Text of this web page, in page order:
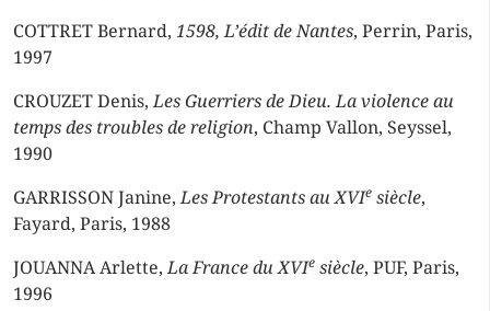
COTTRET Bernard, 1598, L’édit de Nantes, Perrin, Paris,
1997
CROUZET Denis,Les Guerriers de Dieu. La violence au
temps des troubles de religion, Champ Vallon, Seyssel,
1990
GARRISSON Janine,Les Protestants au XVIe siècle,
Fayard, Paris, 1988
JOUANNA Arlette,La France du XVIe siècle, PUF, Paris,
1996